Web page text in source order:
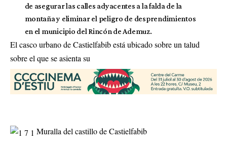
de asegurar las calles adyacentes a la falda de la
montaña y eliminar el peligro de desprendimientos
en el municipio del Rincón de Ademuz.
El casco urbano de Castielfabib está ubicado sobre un talud
sobre el que se asienta su
Muralla del castillo de Castielfabib